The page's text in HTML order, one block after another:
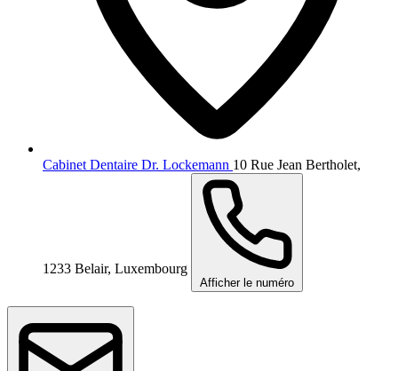
Cabinet Dentaire Dr. Lockemann 10 Rue Jean Bertholet,
1233 Belair, Luxembourg
Afficher le numéro